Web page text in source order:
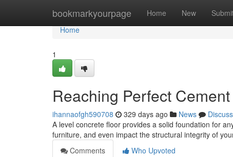
bookmarkyourpage Home New
Home
Home
1
Reaching Perfect
ihannaofgh590708 329 days ago News
Discuss
A level concrete floor provides a solid foundation for
furniture, and even impact the structural integrity of
Comments
Who Upvoted